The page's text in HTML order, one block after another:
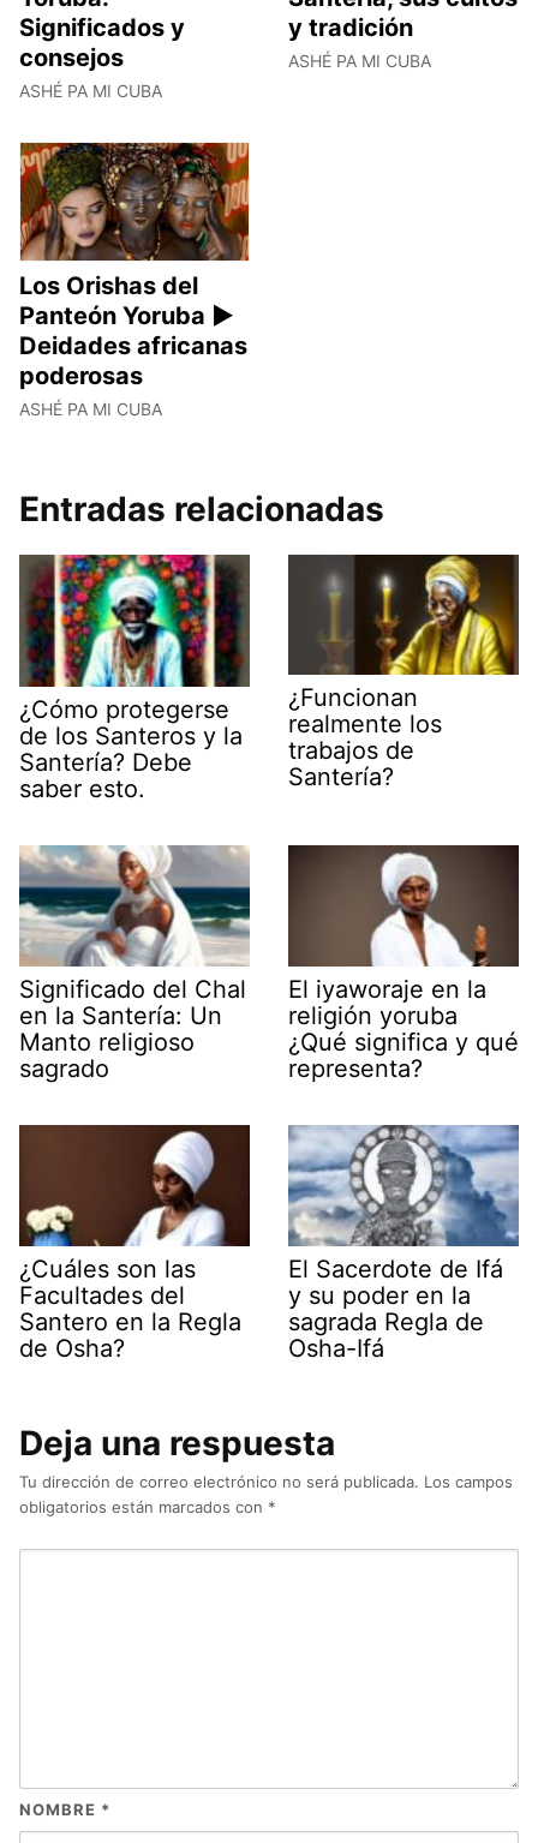
Significados y
consejos
ASHÉ PA MI CUBA
y tradición
ASHÉ PA MI CUBA
Los Orishas del
Panteón Yoruba ►
Deidades africanas
poderosas
ASHÉ PA MI CUBA
Entradas relacionadas
¿Cómo protegerse
de los Santeros y la
Santería? Debe
saber esto.
¿Funcionan
realmente los
trabajos de
Santería?
Significado del Chal
en la Santería: Un
Manto religioso
sagrado
El iyaworaje en la
religión yoruba
¿Qué significa y qué
representa?
¿Cuáles son las
Facultades del
Santero en la Regla
de Osha?
El Sacerdote de Ifá
y su poder en la
sagrada Regla de
Osha-Ifá
Deja una respuesta
Tu dirección de correo electrónico no será publicada. Los campos
obligatorios están marcados con *
NOMBRE *